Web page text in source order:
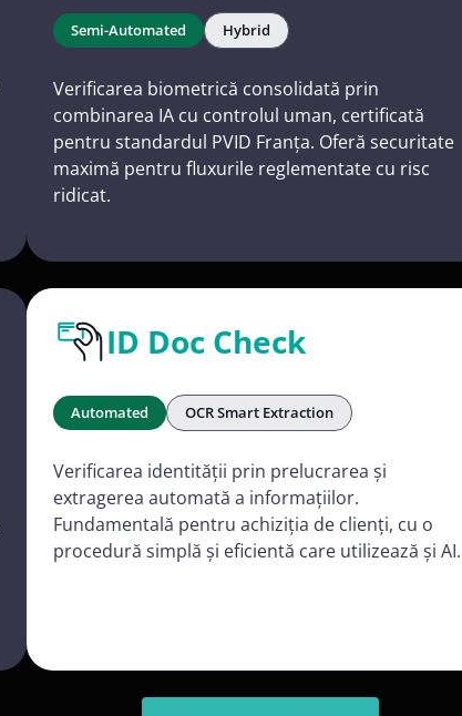
Semi-Automated Hybrid
Verificarea biometrică consolidată prin
combinarea IA cu controlul uman, certificată
pentru standardul PVID Franța. Oferă securitate
maximă pentru fluxurile reglementate cu risc
ridicat.
ID Doc Check
Automated OCR Smart Extraction
Verificarea identității prin prelucrarea și
extragerea automată a informațiilor.
Fundamentală pentru achiziția de clienți, cu o
procedură simplă și eficientă care utilizează și AI.